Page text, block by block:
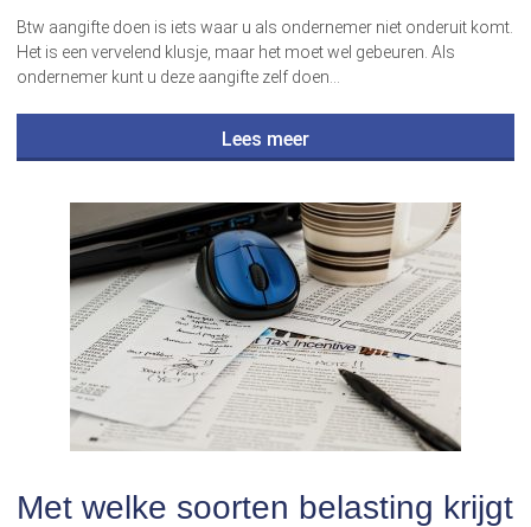
Btw aangifte doen is iets waar u als ondernemer niet onderuit komt.
Het is een vervelend klusje, maar het moet wel gebeuren. Als
ondernemer kunt u deze aangifte zelf doen…
Lees meer
Met welke soorten belasting krijgt